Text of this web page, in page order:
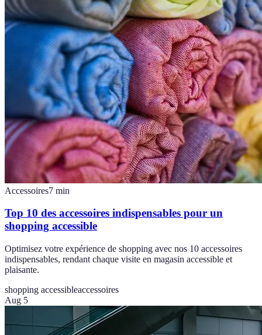
Accessoires7 min
Top 10 des accessoires indispensables pour un
shopping accessible
Optimisez votre expérience de shopping avec nos 10 accessoires
indispensables, rendant chaque visite en magasin accessible et
plaisante.
shopping accessibleaccessoires
Aug 5